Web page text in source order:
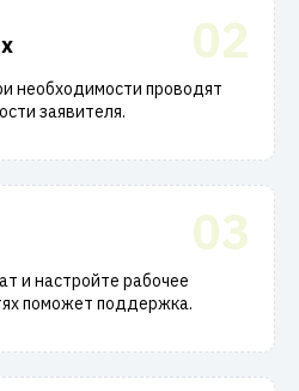
02
необходимости проводят
заявителя.
03
и настройте рабочее
поможет поддержка.